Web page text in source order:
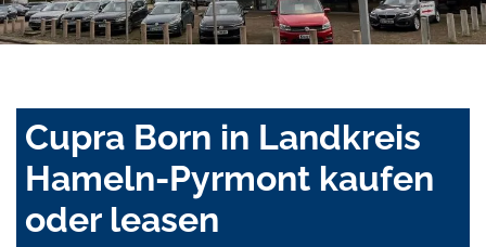
Cupra Born in Landkreis
Hameln-Pyrmont kaufen
oder leasen